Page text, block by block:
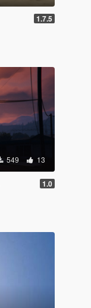
1.7.5
549 13
1.0